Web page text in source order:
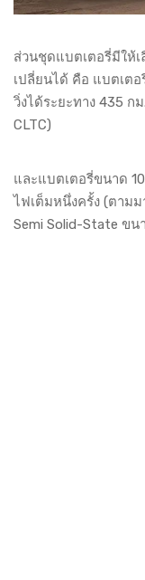
ส่วนชุดแบตเตอรี่มีให้
เปลี่ยนได้ คือ แบตเต
วิ่งได้ระยะทาง 435 ก
CLTC)
และแบตเตอรี่ขนาด
ไฟเต็มหนึ่งครั้ง (ตาม
Semi Solid-State ขน